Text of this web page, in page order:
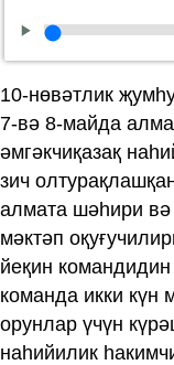
10-нөвәтлик
7-вә 8-майда
әмгәкчиқазақ
зич
алмата шәһири
мәктәп
йеқин командидин
команда икки күн
орунлар үчүн
наһийилик